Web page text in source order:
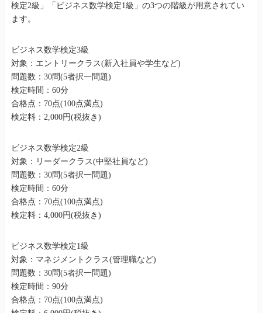
検定2級」「ビジネス数学検定1級」の3つの階級が用意されてい
ます。
ビジネス数学検定3級
対象：エントリークラス(新入社員や学生など)
問題数：30問(5者択一問題)
検定時間：60分
合格点：70点(100点満点)
検定料：2,000円(税抜き)
ビジネス数学検定2級
対象：リーダークラス(中堅社員など)
問題数：30問(5者択一問題)
検定時間：60分
合格点：70点(100点満点)
検定料：4,000円(税抜き)
ビジネス数学検定1級
対象：マネジメントクラス(管理職など)
問題数：30問(5者択一問題)
検定時間：90分
合格点：70点(100点満点)